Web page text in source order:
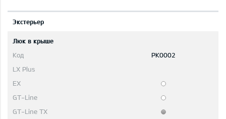
Экстерьер
Люк в крыше
PK0002